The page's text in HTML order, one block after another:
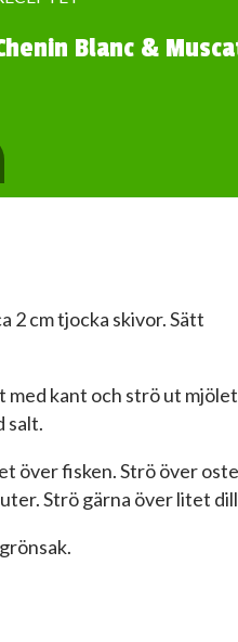
Blanc &
2 cm tjocka skivor. Sätt
med kant och strö ut mjölet
salt.
över fisken. Strö över
Strö gärna över litet